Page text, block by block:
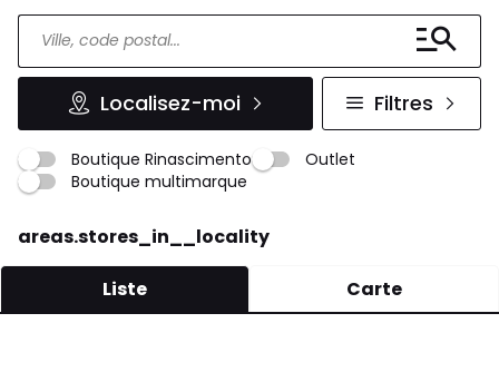
Localisez-moi Filtres
Boutique Rinascimento
Outlet
Boutique multimarque
areas.stores_in__locality
Liste Carte